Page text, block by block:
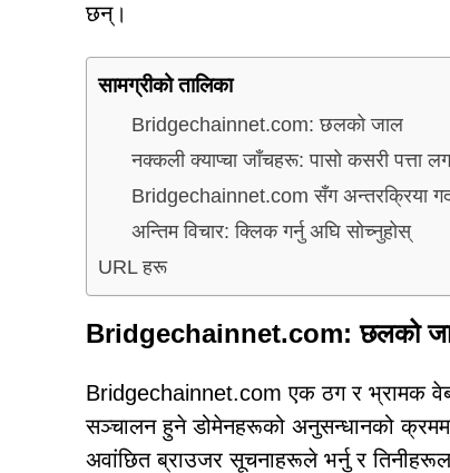
छन्।
सामग्रीको तालिका
Bridgechainnet.com: छलको जाल
नक्कली क्याप्चा जाँचहरू: पासो कसरी पत्ता
Bridgechainnet.com सँग अन्तरक्रिया
अन्तिम विचार: क्लिक गर्नु अघि सोच्नुहोस्
URL हरू
Bridgechainnet.com: छलको
Bridgechainnet.com एक ठग र भ्रामक
सञ्चालन हुने डोमेनहरूको अनुसन्धानको
अवांछित ब्राउजर सूचनाहरूले भर्नु र